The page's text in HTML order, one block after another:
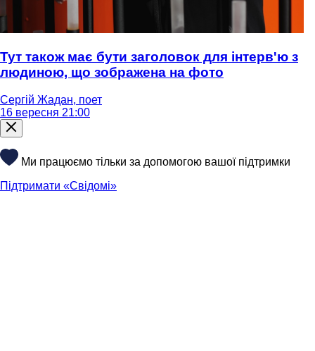
Тут також має бути заголовок для інтерв'ю з
людиною, що зображена на фото
Сергій Жадан, поет
16 вересня 21:00
Ми працюємо тільки за допомогою вашої підтримки
Підтримати «Свідомі»